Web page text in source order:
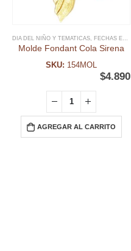
DIA DEL NIÑO Y TEMATICAS, FECHAS ESPECIALES
Molde Fondant Cola Sirena
SKU: 154MOL
$4.890
AGREGAR AL CARRITO